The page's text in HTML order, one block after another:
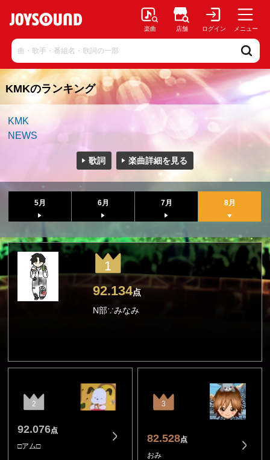
楽曲 店舗 ログイン メニュー
KMKのランキング
KMK
NEWS
歌詞 楽曲詳細を見る
5月 6月 7月 8月
1
92.134点
N部∵みなみ
2
92.076点
□アム□
3
82.528点
おみ